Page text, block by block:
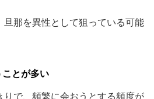
旦那を異性として狙っている可能
ことが多い
りで、頻繁に会おうとする頻度が